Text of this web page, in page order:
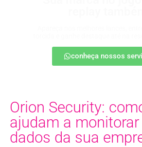
conheça nossos
Orion Security:
ajudam a
dados da sua